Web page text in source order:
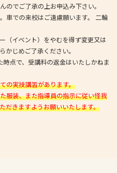
でご了承の上お申込み下さい。
車での来校はご遠慮願います。 二輪
（イベント）をやむを得ず変更又は
かじめご了承ください。
点で、受講料の返金はいたしかねま
の実技講習があります。
装、また指導員の指示に従い怪我
だきますようお願いいたします。